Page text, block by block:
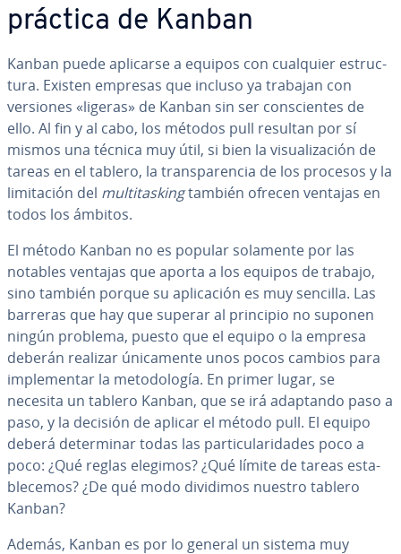
práctica de Kanban
Kanban puede aplicarse a equipos con cualquier es­tru­c­
tu­ra. Existen empresas que incluso ya trabajan con
versiones «ligeras» de Kanban sin ser co­n­s­cie­n­tes de
ello. Al fin y al cabo, los métodos pull resultan por sí
mismos una técnica muy útil, si bien la vi­sua­li­za­ción de
tareas en el tablero, la tra­n­s­pa­re­n­cia de los procesos y la
li­mi­ta­ción del mu­l­ti­ta­s­ki­ngtambién ofrecen ventajas en
todos los ámbitos.
El método Kanban no es popular solamente por las
notables ventajas que aporta a los equipos de trabajo,
sino también porque su apli­ca­ción es muy sencilla. Las
barreras que hay que superar al principio no suponen
ningún problema, puesto que el equipo o la empresa
deberán realizar úni­ca­me­n­te unos pocos cambios para
im­ple­me­n­tar la me­to­do­lo­gía. En primer lugar, se
necesita un tablero Kanban, que se irá adaptando paso a
paso, y la decisión de aplicar el método pull. El equipo
deberá de­te­r­mi­nar todas las pa­r­ti­cu­la­ri­da­des poco a
poco: ¿Qué reglas elegimos? ¿Qué límite de tareas es­ta­
ble­ce­mos? ¿De qué modo dividimos nuestro tablero
Kanban?
Además, Kanban es por lo general un sistema muy